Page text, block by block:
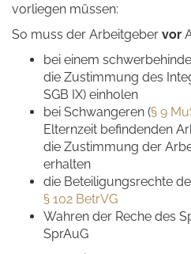
vorliegen müssen:
So muss der Arbeitgeber vor
bei einem
die Zustimmung des
SGB IX) einholen
bei Schwangeren (§ 9
Elternzeit befindenden
die Zustimmung der
erhalten
die Beteiligungsrechte
§ 102 BetrVG
Wahren der Reche des
SprAuG